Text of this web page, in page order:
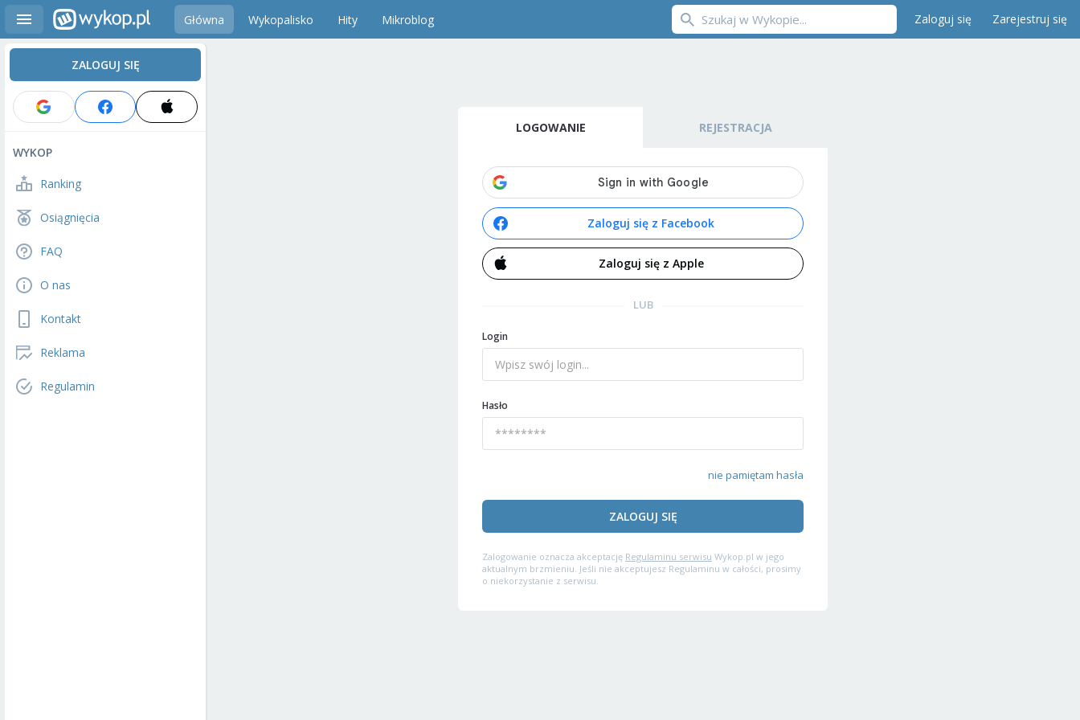
Główna Wykopalisko Hity Mikroblog Zaloguj się Zarejestruj się
ZALOGUJ SIĘ
WYKOP
Ranking
Osiągnięcia
FAQ
O nas
Kontakt
Reklama
Regulamin
LOGOWANIE REJESTRACJA
Zaloguj się z Facebook
Zaloguj się z Apple
LUB
Login
Hasło
nie pamiętam hasła
ZALOGUJ SIĘ
Zalogowanie oznacza akceptację Regulaminu serwisu Wykop.pl w jego
aktualnym brzmieniu. Jeśli nie akceptujesz Regulaminu w całości, prosimy
o niekorzystanie z serwisu.